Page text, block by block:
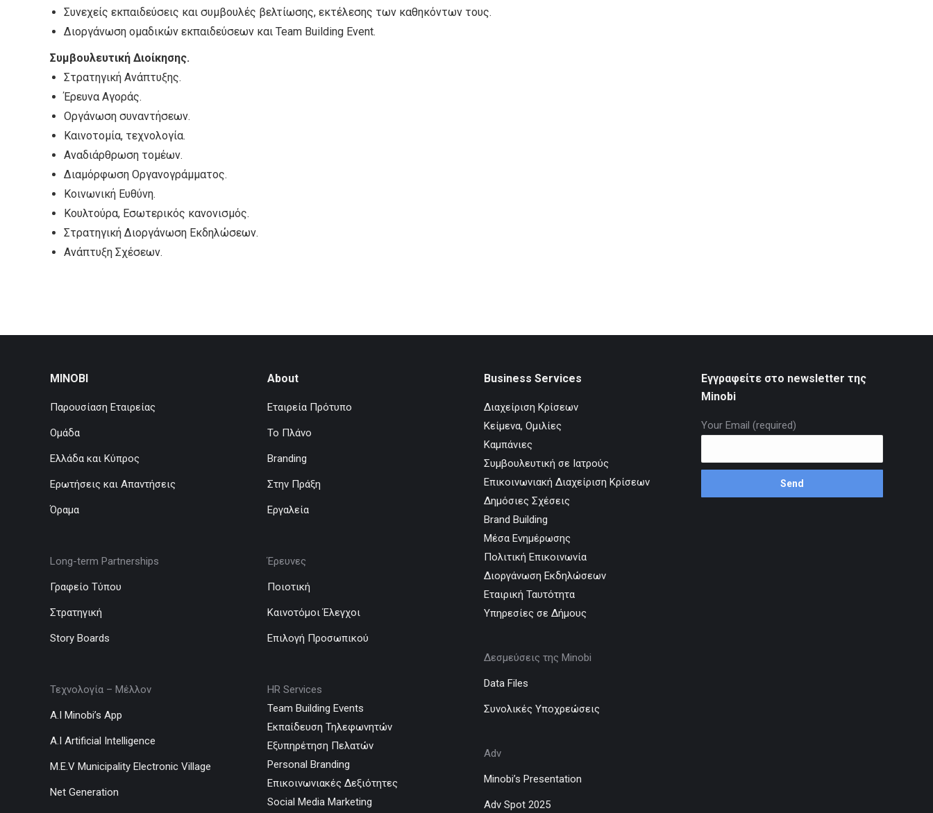
Συνεχείς εκπαιδεύσεις και συμβουλές βελτίωσης, εκτέλεσης των καθηκόντων τους.
Διοργάνωση ομαδικών εκπαιδεύσεων και Team Building Event.
Συμβουλευτική Διοίκησης.
Στρατηγική Ανάπτυξης.
Έρευνα Αγοράς.
Οργάνωση συναντήσεων.
Καινοτομία, τεχνολογία.
Αναδιάρθρωση τομέων.
Διαμόρφωση Οργανογράμματος.
Κοινωνική Ευθύνη.
Κουλτούρα, Εσωτερικός κανονισμός.
Στρατηγική Διοργάνωση Εκδηλώσεων.
Ανάπτυξη Σχέσεων.
MINOBI
Παρουσίαση Εταιρείας
Ομάδα
Ελλάδα και Κύπρος
Ερωτήσεις και Απαντήσεις
Όραμα
Long-term Partnerships
Γραφείο Τύπου
Στρατηγική
Story Boards
Τεχνολογία – Μέλλον
A.I Minobi’s App
A.I Artificial Intelligence
M.E.V Municipality Electronic Village
Net Generation
About
Εταιρεία Πρότυπο
Το Πλάνο
Branding
Στην Πράξη
Εργαλεία
Έρευνες
Ποιοτική
Καινοτόμοι Έλεγχοι
Επιλογή Προσωπικού
HR Services
Team Building Events
Εκπαίδευση Τηλεφωνητών
Εξυπηρέτηση Πελατών
Personal Branding
Επικοινωνιακές Δεξιότητες
Social Media Marketing
Business Services
Διαχείριση Κρίσεων
Κείμενα, Ομιλίες
Καμπάνιες
Συμβουλευτική σε Ιατρούς
Επικοινωνιακή Διαχείριση Κρίσεων
Δημόσιες Σχέσεις
Brand Building
Μέσα Ενημέρωσης
Πολιτική Επικοινωνία
Διοργάνωση Εκδηλώσεων
Εταιρική Ταυτότητα
Υπηρεσίες σε Δήμους
Δεσμεύσεις της Minobi
Data Files
Συνολικές Υποχρεώσεις
Adv
Minobi’s Presentation
Adv Spot 2025
Εγγραφείτε στο newsletter της
Minobi
Your Email (required)